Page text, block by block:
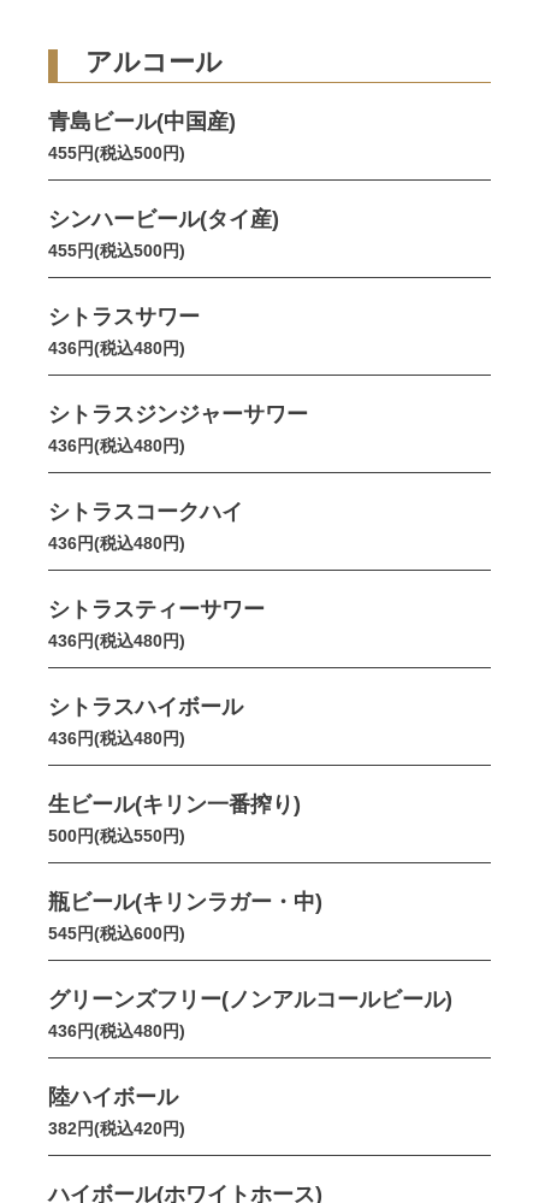
アルコール
青島ビール(中国産)
455円(税込500円)
シンハービール(タイ産)
455円(税込500円)
シトラスサワー
436円(税込480円)
シトラスジンジャーサワー
436円(税込480円)
シトラスコークハイ
436円(税込480円)
シトラスティーサワー
436円(税込480円)
シトラスハイボール
436円(税込480円)
生ビール(キリン一番搾り)
500円(税込550円)
瓶ビール(キリンラガー・中)
545円(税込600円)
グリーンズフリー(ノンアルコールビール)
436円(税込480円)
陸ハイボール
382円(税込420円)
ハイボール(ホワイトホース)